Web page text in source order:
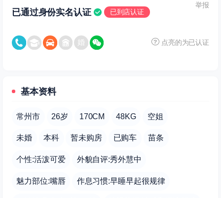
已通过身份实名认证
举报
已到店认证
点亮的为已认证
基本资料
常州市 26岁 170CM 48KG 空姐
未婚 本科 暂未购房 已购车 苗条
个性:活泼可爱 外貌自评:秀外慧中
魅力部位:嘴唇 作息习惯:早睡早起很规律